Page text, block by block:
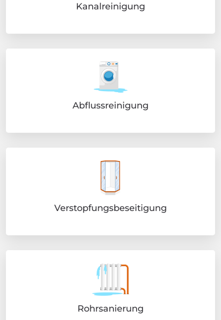
Kanalreinigung
Abflussreinigung
Verstopfungsbeseitigung
Rohrsanierung